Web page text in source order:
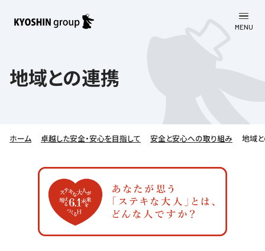
MENU
会社案内
教育理念
社長挨拶
会社概要／組織図
学びの成果
学習塾について
サステナビリティ
お客さま満足度向上の取り組み
労働環境向上の取り組み
株主・投資家向け情報
株主・投資家向け情報
採用情報
地域との連携
ホーム 卓越した安全・安心を目指して 安全と安心への取り組み 地域